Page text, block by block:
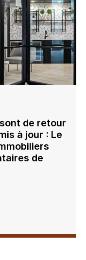
de retour
à jour : Le
de